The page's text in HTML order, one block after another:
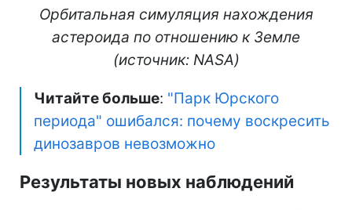
Орбитальная симуляция нахождения
астероида по отношению к Земле
(источник: NASA)
Читайте больше: "Парк Юрского
периода" ошибался: почему воскресить
динозавров невозможно
Результаты новых наблюдений